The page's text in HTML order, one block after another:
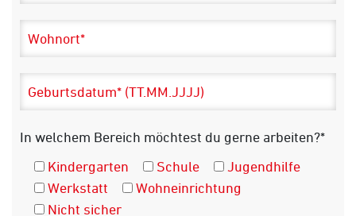
In welchem Bereich möchtest du gerne arbeiten?*
Kindergarten
Schule
Jugendhilfe
Werkstatt
Wohneinrichtung
Nicht sicher